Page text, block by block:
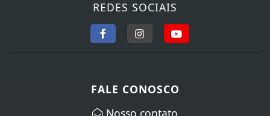
REDES SOCIAIS
FALE CONOSCO
Nosso contato